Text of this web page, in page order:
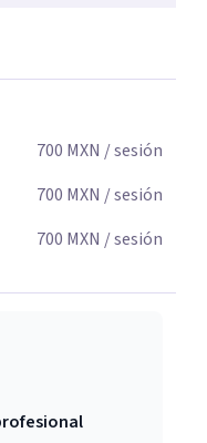
700 MXN / sesión
700 MXN / sesión
700 MXN / sesión